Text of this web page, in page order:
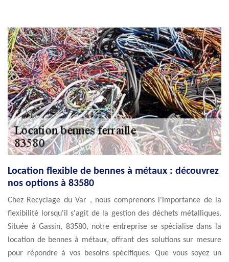
Location flexible de bennes à métaux : découvrez
nos options à 83580
Chez Recyclage du Var , nous comprenons l'importance de la
flexibilité lorsqu'il s'agit de la gestion des déchets métalliques.
Située à Gassin, 83580, notre entreprise se spécialise dans la
location de bennes à métaux, offrant des solutions sur mesure
pour répondre à vos besoins spécifiques. Que vous soyez un